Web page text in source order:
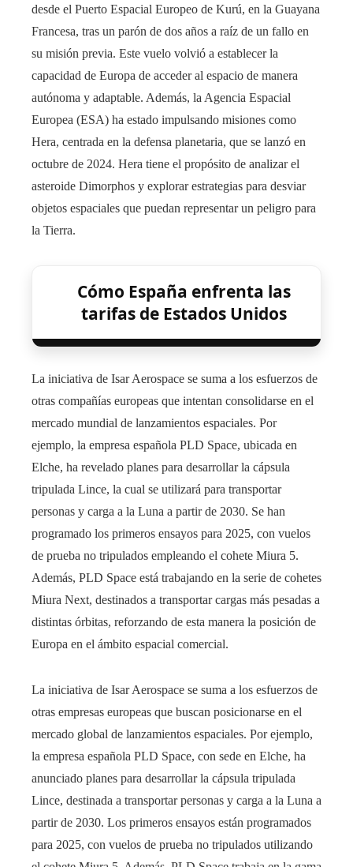
desde el Puerto Espacial Europeo de Kurú, en la Guayana
Francesa, tras un parón de dos años a raíz de un fallo en
su misión previa. Este vuelo volvió a establecer la
capacidad de Europa de acceder al espacio de manera
autónoma y adaptable. Además, la Agencia Espacial
Europea (ESA) ha estado impulsando misiones como
Hera, centrada en la defensa planetaria, que se lanzó en
octubre de 2024. Hera tiene el propósito de analizar el
asteroide Dimorphos y explorar estrategias para desviar
objetos espaciales que puedan representar un peligro para
la Tierra.
Cómo España enfrenta las
tarifas de Estados Unidos
La iniciativa de Isar Aerospace se suma a los esfuerzos de
otras compañías europeas que intentan consolidarse en el
mercado mundial de lanzamientos espaciales. Por
ejemplo, la empresa española PLD Space, ubicada en
Elche, ha revelado planes para desarrollar la cápsula
tripulada Lince, la cual se utilizará para transportar
personas y carga a la Luna a partir de 2030. Se han
programado los primeros ensayos para 2025, con vuelos
de prueba no tripulados empleando el cohete Miura 5.
Además, PLD Space está trabajando en la serie de cohetes
Miura Next, destinados a transportar cargas más pesadas a
distintas órbitas, reforzando de esta manera la posición de
Europa en el ámbito espacial comercial.
La iniciativa de Isar Aerospace se suma a los esfuerzos de
otras empresas europeas que buscan posicionarse en el
mercado global de lanzamientos espaciales. Por ejemplo,
la empresa española PLD Space, con sede en Elche, ha
anunciado planes para desarrollar la cápsula tripulada
Lince, destinada a transportar personas y carga a la Luna a
partir de 2030. Los primeros ensayos están programados
para 2025, con vuelos de prueba no tripulados utilizando